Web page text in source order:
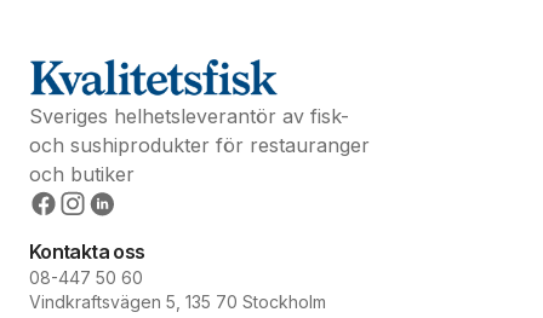
Sveriges helhetsleverantör av fisk-
och sushiprodukter för restauranger
och butiker
Kontakta oss
08-447 50 60
Vindkraftsvägen 5, 135 70 Stockholm